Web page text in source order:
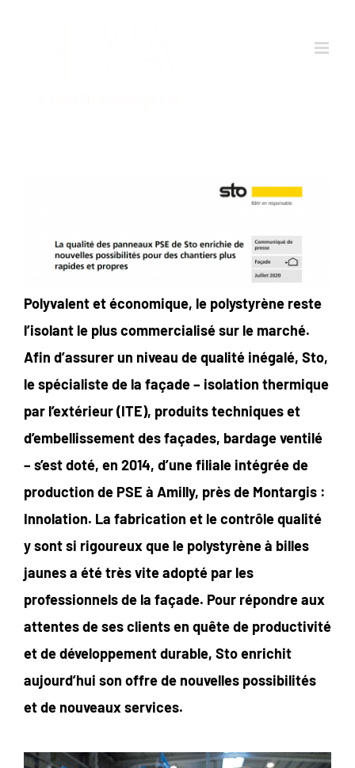
Polyvalent et économique, le polystyrène reste
l’isolant le plus commercialisé sur le marché.
Afin d’assurer un niveau de qualité inégalé, Sto,
le spécialiste de la façade – isolation thermique
par l’extérieur (ITE), produits techniques et
d’embellissement des façades, bardage ventilé
– s’est doté, en 2014, d’une filiale intégrée de
production de PSE à Amilly, près de Montargis :
Innolation. La fabrication et le contrôle qualité
y sont si rigoureux que le polystyrène à billes
jaunes a été très vite adopté par les
professionnels de la façade. Pour répondre aux
attentes de ses clients en quête de productivité
et de développement durable, Sto enrichit
aujourd’hui son offre de nouvelles possibilités
et de nouveaux services.